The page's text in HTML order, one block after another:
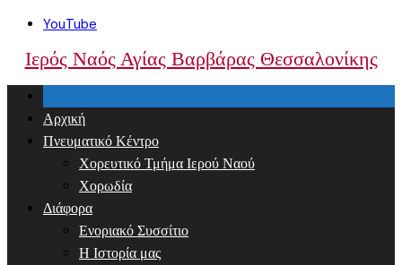
Skip
content
YouTube
Ιερός Ναός Αγίας Βαρβάρας Θεσσαλονίκης
Αρχική
Πνευματικό Κέντρο
Χορευτικό Τμήμα Ιερού Ναού
Χορωδία
Διάφορα
Ενοριακό Συσσίτιο
Η Ιστορία μας